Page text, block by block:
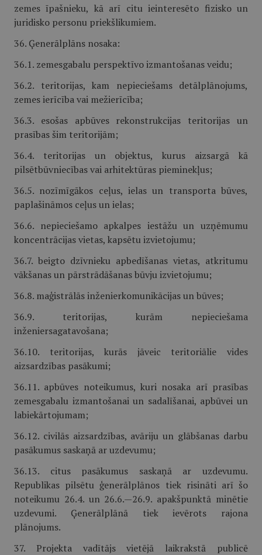
zemes īpašnieku, kā arī citu ieinteresēto fizisko un
juridisko personu priekšlikumiem.
36. Ģenerālplāns nosaka:
36.1. zemesgabalu perspektīvo izmantošanas veidu;
36.2. teritorijas, kam nepieciešams detālplānojums,
zemes ierīcība vai mežierīcība;
36.3. esošas apbūves rekonstrukcijas teritorijas un
prasības šim teritorijām;
36.4. teritorijas un objektus, kurus aizsargā kā
pilsētbūvniecības vai arhitektūras pieminekļus;
36.5. nozīmīgākos ceļus, ielas un transporta būves,
paplašināmos ceļus un ielas;
36.6. nepieciešamo apkalpes iestāžu un uzņēmumu
koncentrācijas vietas, kapsētu izvietojumu;
36.7. beigto dzīvnieku apbedīšanas vietas, atkritumu
vākšanas un pārstrādāšanas būvju izvietojumu;
36.8. maģistrālās inženierkomunikācijas un būves;
36.9. teritorijas, kurām nepieciešama
inženiersagatavošana;
36.10. teritorijas, kurās jāveic teritoriālie vides
aizsardzības pasākumi;
36.11. apbūves noteikumus, kuri nosaka arī prasības
zemesgabalu izmantošanai un sadalīšanai, apbūvei un
labiekārtojumam;
36.12. civilās aizsardzības, avāriju un glābšanas darbu
pasākumus saskaņā ar uzdevumu;
36.13. citus pasākumus saskaņā ar uzdevumu.
Republikas pilsētu ģenerālplānos tiek risināti arī šo
noteikumu 26.4. un 26.6.—26.9. apakšpunktā minētie
uzdevumi. Ģenerālplānā tiek ievērots rajona
plānojums.
37. Projekta vadītājs vietējā laikrakstā publicē